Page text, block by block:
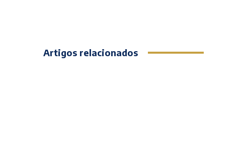
Artigos relacionados